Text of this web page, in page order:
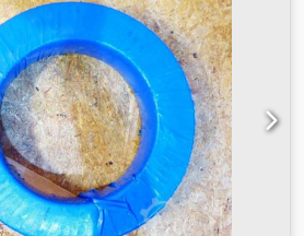
lietošanas pazīmes (nelieli
Ierīce ir pārbaudīta un
Ah Hsf Iepakojums un piegāde:
mūsu darba laikā. Lūdzu, iepriekš
laiku! Pēc pieprasījuma iespējams
un piegādi uz jebkuru
vai izņemšanas mēs
testu un to ierakstām video. Lai
varat sazināties ar mums